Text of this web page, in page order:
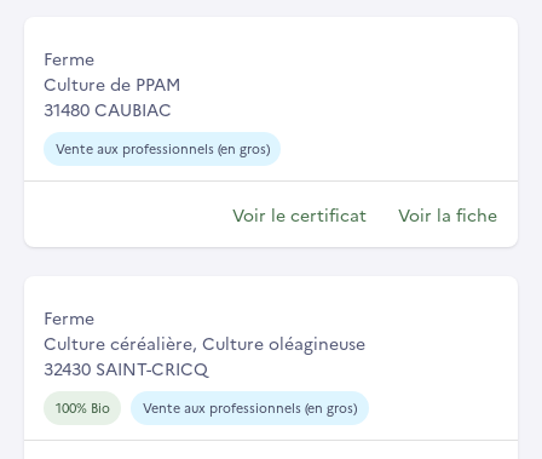
Ferme
Culture de PPAM
31480 CAUBIAC
Vente aux professionnels (en gros)
Voir le certificat Voir la fiche
Ferme
Culture céréalière, Culture oléagineuse
32430 SAINT-CRICQ
100% Bio Vente aux professionnels (en gros)